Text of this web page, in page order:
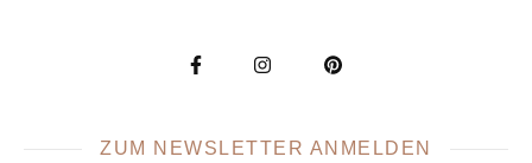
ZUM NEWSLETTER ANMELDEN